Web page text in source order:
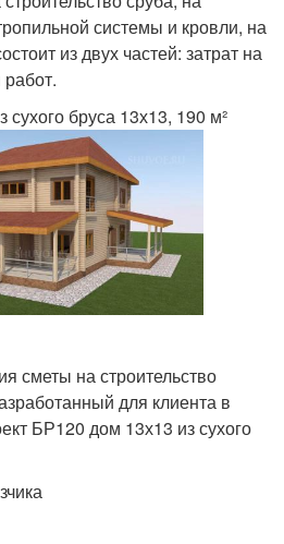
системы и кровли, на
из двух частей: затрат на
бруса 13х13, 190 м²
сметы на строительство
для клиента в
БР120 дом 13х13 из сухого